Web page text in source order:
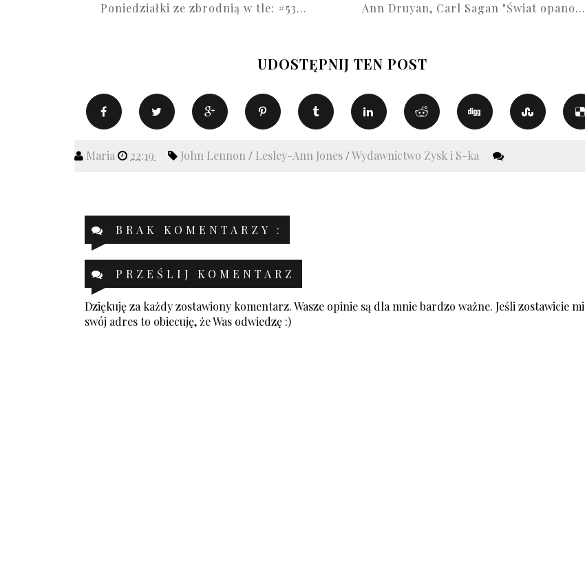
Poniedziałki ze zbrodnią w tle: #53... Ann Druyan, Carl Sagan "Świat opano...
UDOSTĘPNIJ TEN POST
Maria 22:19 John Lennon / Lesley-Ann Jones /Wydawnictwo Zysk i S-ka
BRAK KOMENTARZY :
PRZEŚLIJ KOMENTARZ
Dziękuję za każdy zostawiony komentarz. Wasze opinie są dla mnie bardzo ważne. Jeśli zostawicie mi
swój adres to obiecuję, że Was odwiedzę :)